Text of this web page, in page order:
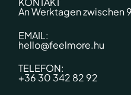
An Werktagen zwischen
EMAIL:
hello@feelmore.hu
TELEFON:
+36 30 342 82 92